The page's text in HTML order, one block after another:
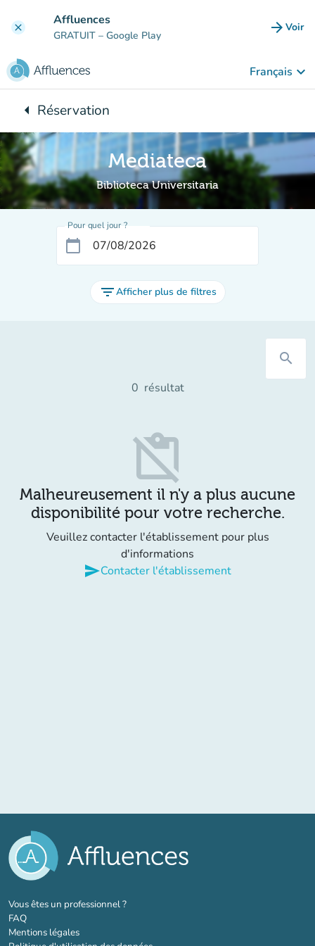
clear Affluences
GRATUIT – Google Play arrow_forward Voir
Français keyboard_arrow_down
arrow_leftRetour à :
Réservation
Mediateca
Biblioteca Universitaria
Pour quel jour ?
calendar_today
filter_listAfficher plus de filtres
search
0 résultat
content_paste_off
Malheureusement il n'y a plus aucune
disponibilité pour votre recherche.
Veuillez contacter l'établissement pour plus
d'informations
sendContacter l'établissement
Vous êtes un professionnel ?(nouvel onglet)
FAQ
Mentions légales